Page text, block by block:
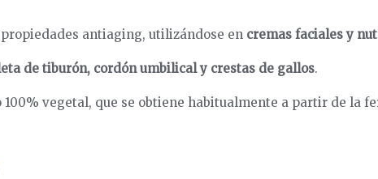
antiaging, utilizándose en cremas faciales y
de tiburón, cordón umbilical y crestas de gallos.
vegetal, que se obtiene habitualmente a partir de la